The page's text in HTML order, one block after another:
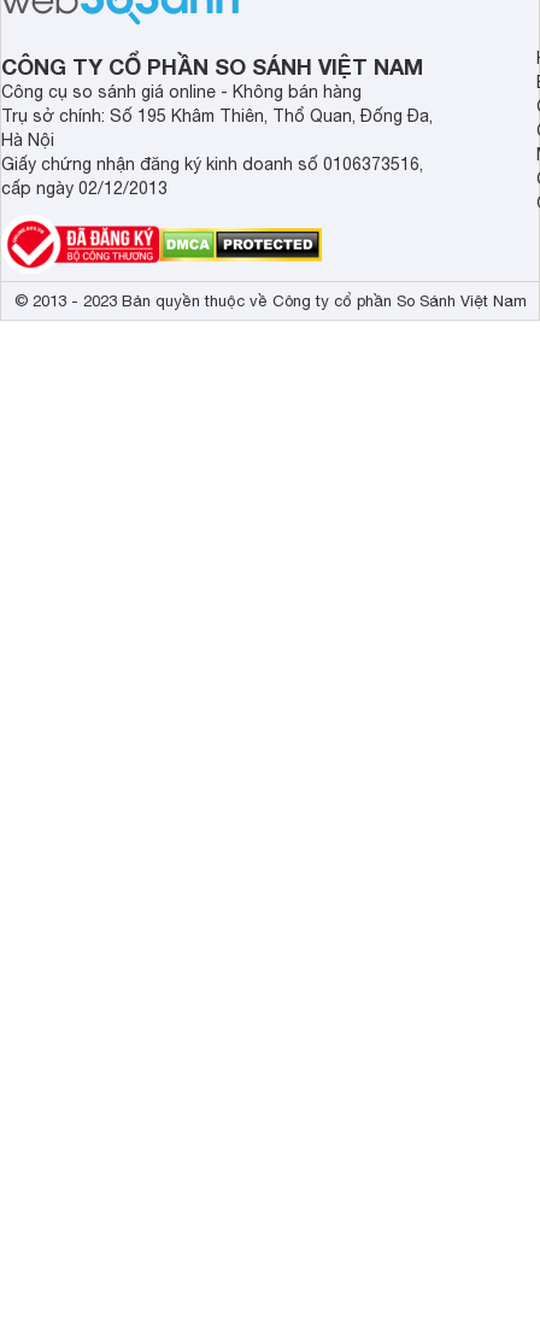
CÔNG TY CỔ PHẦN SO SÁNH VIỆT NAM
Công cụ so sánh giá online - Không bán hàng
Trụ sở chính: Số 195 Khâm Thiên, Thổ Quan, Đống Đa,
Hà Nội
Giấy chứng nhận đăng ký kinh doanh số 0106373516,
cấp ngày 02/12/2013
© 2013 - 2023 Bản quyền thuộc về Công ty cổ phần So Sánh Việt Nam